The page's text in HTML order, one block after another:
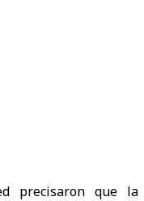
precisaron que